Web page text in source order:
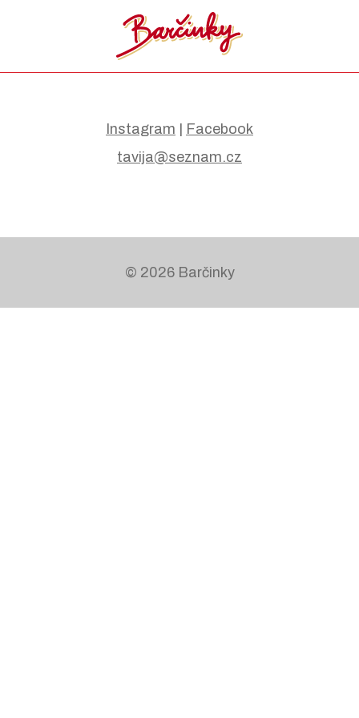
Instagram
Facebook
tavija@seznam.cz
© 2026 Barčinky